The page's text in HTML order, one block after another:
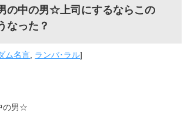
の中の男☆上司にするならこの
なった？
ム名言, ランバ･ラル]
の男☆